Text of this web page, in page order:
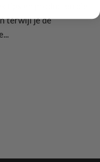
tips en producten die
terwijl je de